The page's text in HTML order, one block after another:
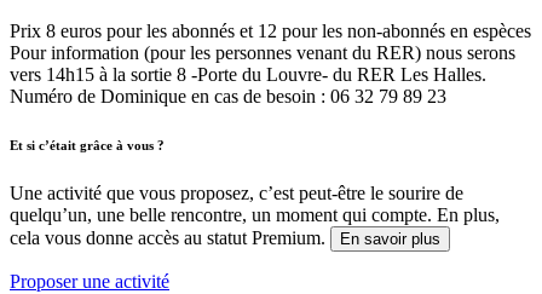
Prix 8 euros pour les abonnés et 12 pour les non-abonnés en espèces
Pour information (pour les personnes venant du RER) nous serons
vers 14h15 à la sortie 8 -Porte du Louvre- du RER Les Halles.
Numéro de Dominique en cas de besoin : 06 32 79 89 23
Et si c’était grâce à vous ?
Une activité que vous proposez, c’est peut-être le sourire de
quelqu’un, une belle rencontre, un moment qui compte. En plus,
cela vous donne accès au statut Premium.
En savoir plus
Proposer une activité